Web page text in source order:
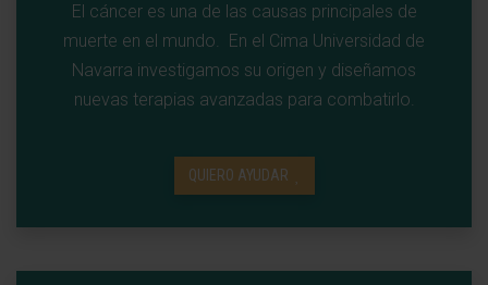
El cáncer es una de las causas principales de
muerte en el mundo. En el Cima Universidad de
Navarra investigamos su origen y diseñamos
nuevas terapias avanzadas para combatirlo.
QUIERO AYUDAR